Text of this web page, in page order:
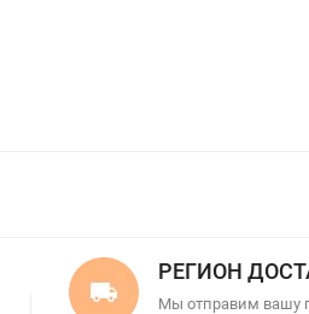
РЕГИОН
Мы отправим вашу